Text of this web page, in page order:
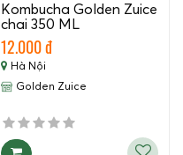
Kombucha Golden Zuice
chai 350 ML
12.000 đ
Hà Nội
Golden Zuice